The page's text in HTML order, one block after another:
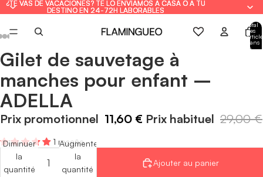
¿TE VAS DE VACACIONES? TE LO ENVIAMOS A CASA O A TU
DESTINO EN 24-72H LABORABLES
¿TE VAS DE VACACIONES? TE LO ENVIAMOS A CASA O A TU
DESTINO EN 24-72H LABORABLES
Total
des
dans
le
Ouvrir
l'image
en
plein
écran
Ouvrir
l'image
en
plein
écran
Ouvrir
l'image
en
plein
écran
Ouvrir
l'image
en
plein
écran
Ouvrir
l'image
en
plein
écran
Ouvrir
l'image
en
plein
écran
Ouvrir
l'image
en
plein
écran
Gilet de sauvetage à
manches pour enfant –
ADELLA
Prix promotionnel 11,60 € Prix habituel 29,00 €
1 reseña
Diminuer
la
quantité
Augmenter
la
quantité
Ajouter au panier